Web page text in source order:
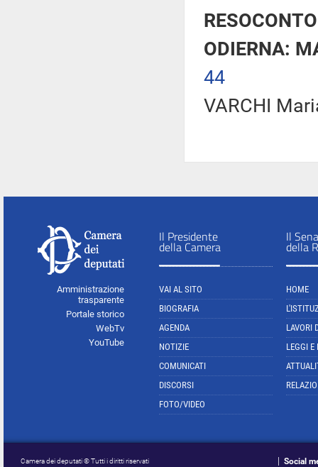
ODIERNA:
44
VARCHI
Amministrazione
trasparente
Portale storico
WebTv
YouTube
Il Presidente
della Camera
VAI AL SITO
BIOGRAFIA
AGENDA
NOTIZIE
COMUNICATI
DISCORSI
FOTO/VIDEO
Il
della
HOME
LAVORI
LEGGI E
Camera dei deputati © Tutti i diritti riservati Social